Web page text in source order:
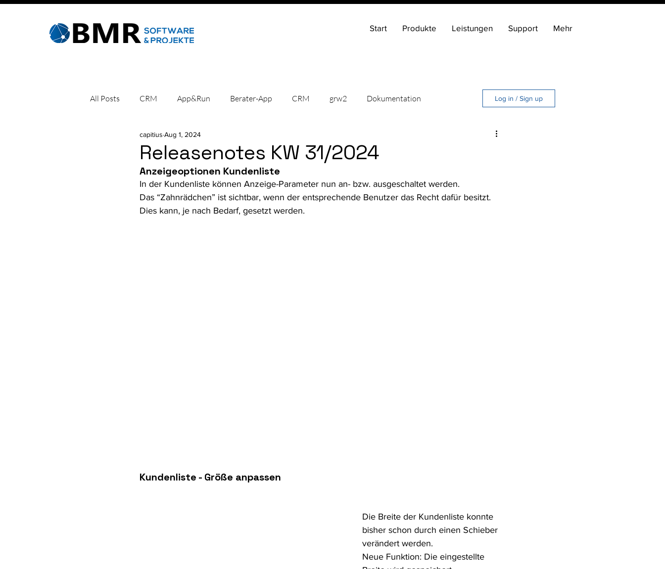
Start Produkte Leistungen Support Mehr
All Posts CRM App&Run Berater-App CRM grw2 Dokumentation
Fehlercodes Kacheln einrichten
Software
Log in / Sign up
Releasenotes KW 31/2024
capitius Aug 1, 2024
Anzeigeoptionen Kundenliste
In der Kundenliste können Anzeige-Parameter nun an- bzw. ausgeschaltet werden.
Das “Zahnrädchen” ist sichtbar, wenn der entsprechende Benutzer das Recht dafür besitzt.
Dies kann, je nach Bedarf, gesetzt werden.
Kundenliste - Größe anpassen
Die Breite der Kundenliste konnte
bisher schon durch einen Schieber
verändert werden.
Neue Funktion: Die eingestellte